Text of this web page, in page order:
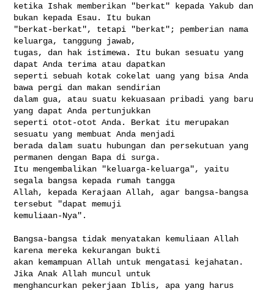
ketika Ishak memberikan "berkat" kepada Yakub dan
bukan kepada Esau. Itu bukan
"berkat-berkat", tetapi "berkat"; pemberian nama
keluarga, tanggung jawab,
tugas, dan hak istimewa. Itu bukan sesuatu yang
dapat Anda terima atau dapatkan
seperti sebuah kotak cokelat uang yang bisa Anda
bawa pergi dan makan sendirian
dalam gua, atau suatu kekuasaan pribadi yang baru
yang dapat Anda pertunjukkan
seperti otot-otot Anda. Berkat itu merupakan
sesuatu yang membuat Anda menjadi
berada dalam suatu hubungan dan persekutuan yang
permanen dengan Bapa di surga.
Itu mengembalikan "keluarga-keluarga", yaitu
segala bangsa kepada rumah tangga
Allah, kepada Kerajaan Allah, agar bangsa-bangsa
tersebut "dapat memuji
kemuliaan-Nya".
Bangsa-bangsa tidak menyatakan kemuliaan Allah
karena mereka kekurangan bukti
akan kemampuan Allah untuk mengatasi kejahatan.
Jika Anak Allah muncul untuk
menghancurkan pekerjaan Iblis, apa yang harus